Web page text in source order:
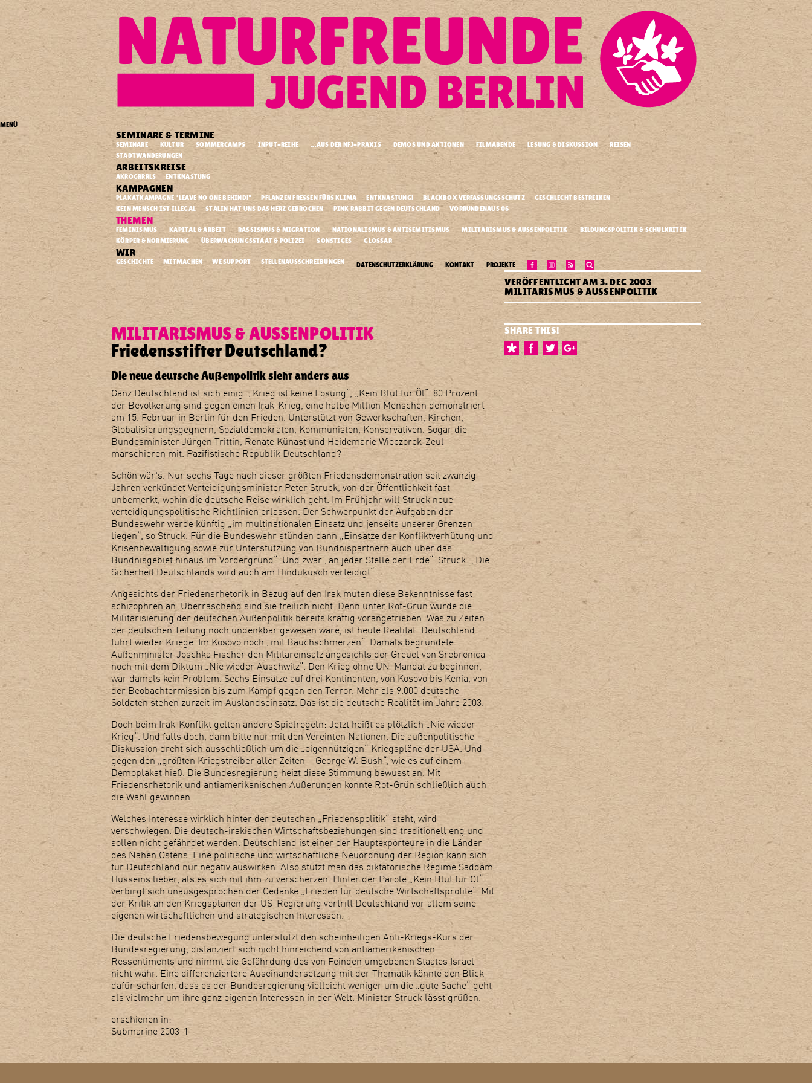
zur Navigation springen zum Inhalt springen zur Startseite
forum
naturfreundejugend
berlin
e.v.
MENÜ
SEMINARE & TERMINE.
SEMINARE KULTUR SOMMERCAMPS INPUT-REIHE ...AUS DER NFJ-PRAXIS DEMOS UND AKTIONEN FILMABENDE LESUNG & DISKUSSION
REISEN
STADTWANDERUNGEN
ARBEITSKREISE.
AKROGRRRLS. ENTKNASTUNG.
KAMPAGNEN.
PLAKATKAMPAGNE "LEAVE NO ONE BEHIND!". PFLANZEN FRESSEN FÜRS KLIMA. ENTKNASTUNG!. BLACKBOX VERFASSUNGSSCHUTZ. GESCHLECHT BESTREIKEN.
KEIN MENSCH IST ILLEGAL. STALIN HAT UNS DAS HERZ GEBROCHEN. PINK RABBIT GEGEN DEUTSCHLAND. VORRUNDENAUS 06.
THEMEN.
FEMINISMUS KAPITAL & ARBEIT RASSISMUS & MIGRATION NATIONALISMUS & ANTISEMITISMUS MILITARISMUS & AUSSENPOLITIK
BILDUNGSPOLITIK & SCHULKRITIK
KÖRPER & NORMIERUNG
ÜBERWACHUNGSSTAAT & POLIZEI SONSTIGES GLOSSAR
WIR.
GESCHICHTE. MITMACHEN. WE SUPPORT. STELLENAUSSCHREIBUNGEN. Außerdem..
DATENSCHUTZERKLÄRUNG KONTAKT PROJEKTE
Friedensstifter
Deutschland?
VERÖFFENTLICHT AM3. DEC 2003
MILITARISMUS & AUSSENPOLITIK
MILITARISMUS & AUSSENPOLITIK
Friedensstifter Deutschland?
Die neue deutsche Außenpolitik sieht anders aus
Ganz Deutschland ist sich einig. „Krieg ist keine Lösung“, „Kein Blut für Öl“. 80 Prozent
der Bevölkerung sind gegen einen Irak-Krieg, eine halbe Million Menschen demonstriert
am 15. Februar in Berlin für den Frieden. Unterstützt von Gewerkschaften, Kirchen,
Globalisierungsgegnern, Sozialdemokraten, Kommunisten, Konservativen. Sogar die
Bundesminister Jürgen Trittin, Renate Künast und Heidemarie Wieczorek-Zeul
marschieren mit. Pazifistische Republik Deutschland?
Schön wär's. Nur sechs Tage nach dieser größten Friedensdemonstration seit zwanzig
Jahren verkündet Verteidigungsminister Peter Struck, von der Öffentlichkeit fast
unbemerkt, wohin die deutsche Reise wirklich geht. Im Frühjahr will Struck neue
verteidigungspolitische Richtlinien erlassen. Der Schwerpunkt der Aufgaben der
Bundeswehr werde künftig „im multinationalen Einsatz und jenseits unserer Grenzen
liegen“, so Struck. Für die Bundeswehr stünden dann „Einsätze der Konfliktverhütung und
Krisenbewältigung sowie zur Unterstützung von Bündnispartnern auch über das
Bündnisgebiet hinaus im Vordergrund“. Und zwar „an jeder Stelle der Erde“. Struck: „Die
Sicherheit Deutschlands wird auch am Hindukusch verteidigt“.
Angesichts der Friedensrhetorik in Bezug auf den Irak muten diese Bekenntnisse fast
schizophren an. Überraschend sind sie freilich nicht. Denn unter Rot-Grün wurde die
Militarisierung der deutschen Außenpolitik bereits kräftig vorangetrieben. Was zu Zeiten
der deutschen Teilung noch undenkbar gewesen wäre, ist heute Realität: Deutschland
führt wieder Kriege. Im Kosovo noch „mit Bauchschmerzen“. Damals begründete
Außenminister Joschka Fischer den Militäreinsatz angesichts der Greuel von Srebrenica
noch mit dem Diktum „Nie wieder Auschwitz“. Den Krieg ohne UN-Mandat zu beginnen,
war damals kein Problem. Sechs Einsätze auf drei Kontinenten, von Kosovo bis Kenia, von
der Beobachtermission bis zum Kampf gegen den Terror. Mehr als 9.000 deutsche
Soldaten stehen zurzeit im Auslandseinsatz. Das ist die deutsche Realität im Jahre 2003.
Doch beim Irak-Konflikt gelten andere Spielregeln: Jetzt heißt es plötzlich „Nie wieder
Krieg“. Und falls doch, dann bitte nur mit den Vereinten Nationen. Die außenpolitische
Diskussion dreht sich ausschließlich um die „eigennützigen“ Kriegspläne der USA. Und
gegen den „größten Kriegstreiber aller Zeiten – George W. Bush“, wie es auf einem
Demoplakat hieß. Die Bundesregierung heizt diese Stimmung bewusst an. Mit
Friedensrhetorik und antiamerikanischen Äußerungen konnte Rot-Grün schließlich auch
die Wahl gewinnen.
Welches Interesse wirklich hinter der deutschen „Friedenspolitik“ steht, wird
verschwiegen. Die deutsch-irakischen Wirtschaftsbeziehungen sind traditionell eng und
sollen nicht gefährdet werden. Deutschland ist einer der Hauptexporteure in die Länder
des Nahen Ostens. Eine politische und wirtschaftliche Neuordnung der Region kann sich
für Deutschland nur negativ auswirken. Also stützt man das diktatorische Regime Saddam
Husseins lieber, als es sich mit ihm zu verscherzen. Hinter der Parole „Kein Blut für Öl“
verbirgt sich unausgesprochen der Gedanke „Frieden für deutsche Wirtschaftsprofite“. Mit
der Kritik an den Kriegsplänen der US-Regierung vertritt Deutschland vor allem seine
eigenen wirtschaftlichen und strategischen Interessen.
Die deutsche Friedensbewegung unterstützt den scheinheiligen Anti-Kriegs-Kurs der
Bundesregierung, distanziert sich nicht hinreichend von antiamerikanischen
Ressentiments und nimmt die Gefährdung des von Feinden umgebenen Staates Israel
nicht wahr. Eine differenziertere Auseinandersetzung mit der Thematik könnte den Blick
dafür schärfen, dass es der Bundesregierung vielleicht weniger um die „gute Sache“ geht
als vielmehr um ihre ganz eigenen Interessen in der Welt. Minister Struck lässt grüßen.
erschienen in:
Submarine 2003-1
SHARE THIS!